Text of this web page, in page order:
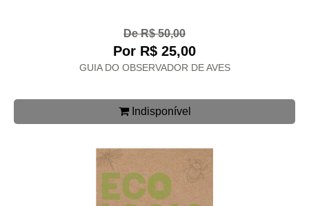
De R$ 50,00
Por R$ 25,00
GUIA DO OBSERVADOR DE AVES
Indisponível